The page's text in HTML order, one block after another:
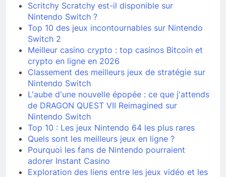
Scritchy Scratchy est-il disponible sur
Nintendo Switch ?
Top 10 des jeux incontournables sur Nintendo
Switch 2
Meilleur casino crypto : top casinos Bitcoin et
crypto en ligne en 2026
Classement des meilleurs jeux de stratégie sur
Nintendo Switch
L'aube d'une nouvelle épopée : ce que j'attends
de DRAGON QUEST VII Reimagined sur
Nintendo Switch
Top 10 : Les jeux Nintendo 64 les plus rares
Quels sont les meilleurs jeux en ligne ?
Pourquoi les fans de Nintendo pourraient
adorer Instant Casino
Exploration des liens entre les jeux vidéo et les